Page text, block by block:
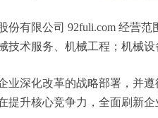
有限公司 92fuli.com 经营
术服务、机械工程；机械
业深化改革的战略部署，并
提升核心竞争力，全面刷新